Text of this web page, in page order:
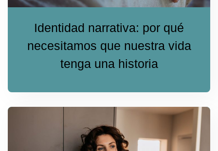
Identidad narrativa: por qué
necesitamos que nuestra vida
tenga una historia